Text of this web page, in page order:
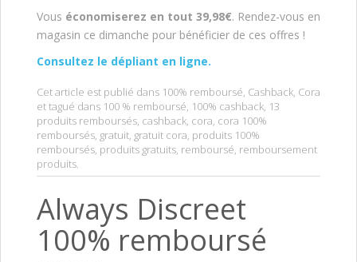
Vous économiserez en tout 39,98€. Rendez-vous en
magasin ce dimanche pour bénéficier de ces offres !
Consultez le dépliant en ligne.
Cet article est publié dans 100% remboursé, Cashback, Cora
et tagué dans 100 % remboursé, 100% cashback, 13
produits remboursés, cashback, cora, cora 100%
remboursés, gratuit, gratuit cora, produits 100%
remboursés, produits gratuits, remboursé, remboursement
produits.
Always Discreet
100% remboursé